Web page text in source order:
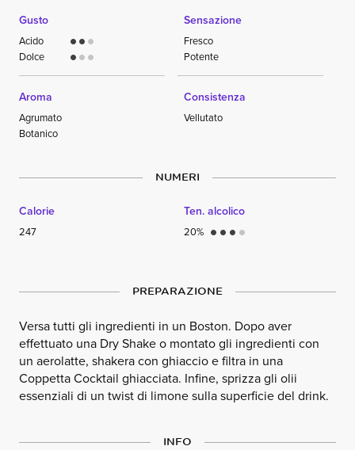
Gusto
Acido circle circle circle
Dolce circle circle circle
Sensazione
Fresco
Potente
Aroma
Agrumato
Botanico
Consistenza
Vellutato
NUMERI
Calorie
247
Ten. alcolico
20% circle circle circle circle
PREPARAZIONE
Versa tutti gli ingredienti in un Boston. Dopo aver
effettuato una Dry Shake o montato gli ingredienti con
un aerolatte, shakera con ghiaccio e filtra in una
Coppetta Cocktail ghiacciata. Infine, sprizza gli olii
essenziali di un twist di limone sulla superficie del drink.
INFO